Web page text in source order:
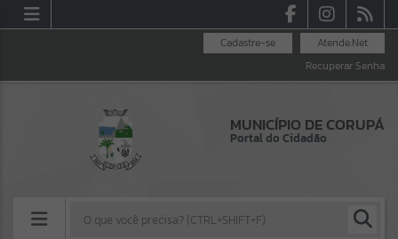
Atende.Net
Cadastre-se
Recuperar Senha
MUNICÍPIO DE CORUPÁ
Portal do Cidadão